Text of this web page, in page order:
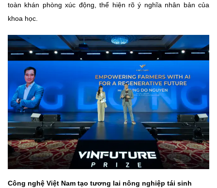
toàn khán phòng xúc động, thể hiện rõ ý nghĩa nhân bản của
khoa học.
Công nghệ Việt Nam tạo tương lai nông nghiệp tái sinh